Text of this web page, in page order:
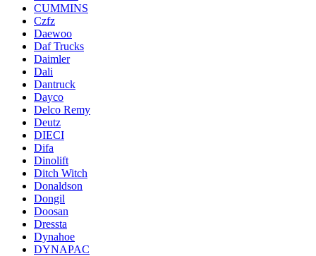
CUMMINS
Czfz
Daewoo
Daf Trucks
Daimler
Dali
Dantruck
Dayco
Delco Remy
Deutz
DIECI
Difa
Dinolift
Ditch Witch
Donaldson
Dongil
Doosan
Dressta
Dynahoe
DYNAPAC